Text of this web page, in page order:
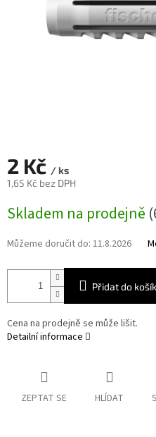
2 Kč / ks
1,65 Kč bez DPH
cena:
Skladem na prodejně
Můžeme doručit do: 11.8.2026
Přidat do
Cena na prodejně se může lišit.
Detailní informace
ZEPTAT SE HLÍDAT